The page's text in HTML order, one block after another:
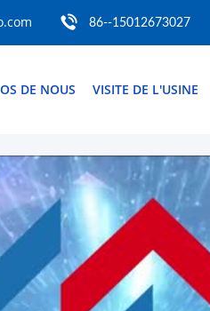
86--15012673027
DE NOUS VISITE DE L'USINE